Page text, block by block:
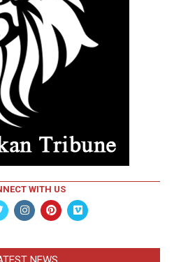
WITH US